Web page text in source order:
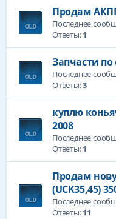
Продам
Последнее
Ответы:1
Запчасти
Последнее
Ответы:3
куплю
2008
Последнее
Ответы:1
Продам
(UCK35,45)
Последнее
Ответы:11